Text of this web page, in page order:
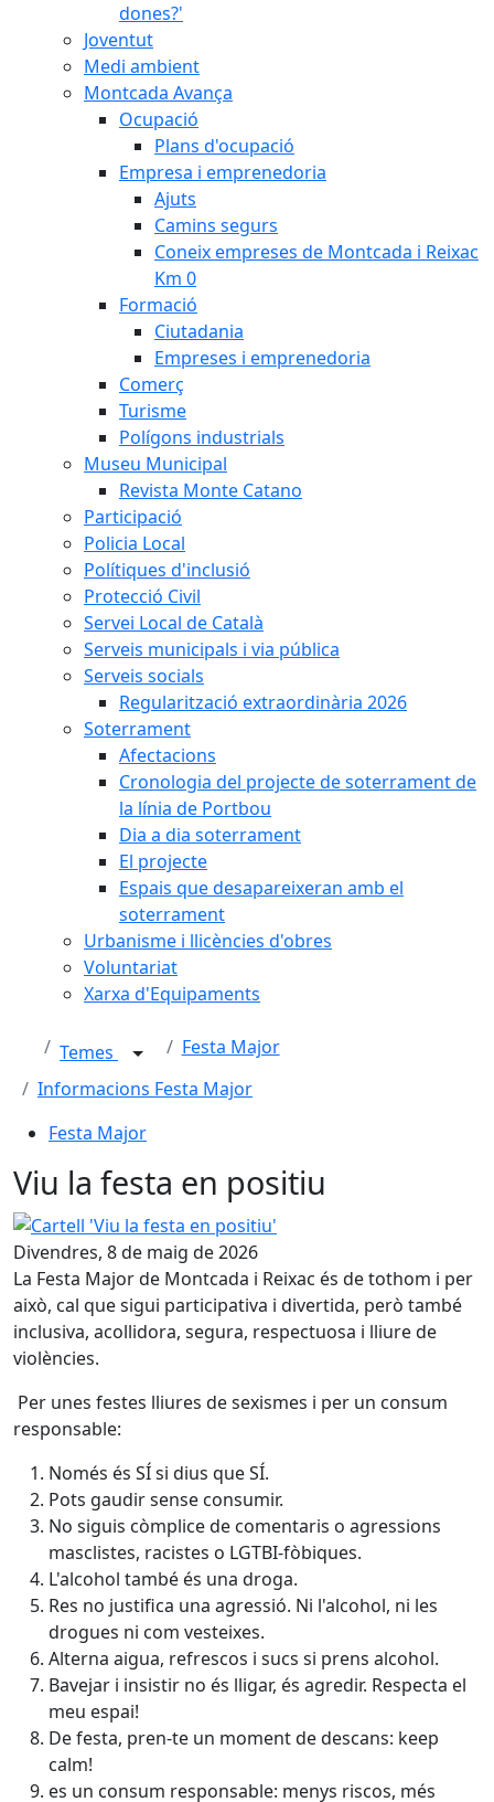
dones?'
Joventut
Medi ambient
Montcada Avança
Ocupació
Plans d'ocupació
Empresa i emprenedoria
Ajuts
Camins segurs
Coneix empreses de Montcada i Reixac
Km 0
Formació
Ciutadania
Empreses i emprenedoria
Comerç
Turisme
Polígons industrials
Museu Municipal
Revista Monte Catano
Participació
Policia Local
Polítiques d'inclusió
Protecció Civil
Servei Local de Català
Serveis municipals i via pública
Serveis socials
Regularització extraordinària 2026
Soterrament
Afectacions
Cronologia del projecte de soterrament de
la línia de Portbou
Dia a dia soterrament
El projecte
Espais que desapareixeran amb el
soterrament
Urbanisme i llicències d'obres
Voluntariat
Xarxa d'Equipaments
Temes
Festa Major
Informacions Festa Major
Festa Major
Viu la festa en positiu
Cartell 'Viu la festa en positiu'
Divendres, 8 de maig de 2026
La Festa Major de Montcada i Reixac és de tothom i per
això, cal que sigui participativa i divertida, però també
inclusiva, acollidora, segura, respectuosa i lliure de
violències.
Per unes festes lliures de sexismes i per un consum
responsable:
Només és SÍ si dius que SÍ.
Pots gaudir sense consumir.
No siguis còmplice de comentaris o agressions
masclistes, racistes o LGTBI-fòbiques.
L'alcohol també és una droga.
Res no justifica una agressió. Ni l'alcohol, ni les
drogues ni com vesteixes.
Alterna aigua, refrescos i sucs si prens alcohol.
Bavejar i insistir no és lligar, és agredir. Respecta el
meu espai!
De festa, pren-te un moment de descans: keep
calm!
es un consum responsable: menys riscos, més